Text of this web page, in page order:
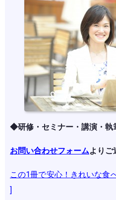
◆研修・セミナー・講演・
お問い合わせフォームよりご
この1冊で安心！きれいな食
]